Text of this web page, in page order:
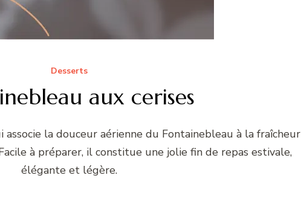
Desserts
aux cerises
la douceur aérienne du Fontainebleau à la fraîcheur
à préparer, il constitue une jolie fin de repas estivale,
élégante et légère.